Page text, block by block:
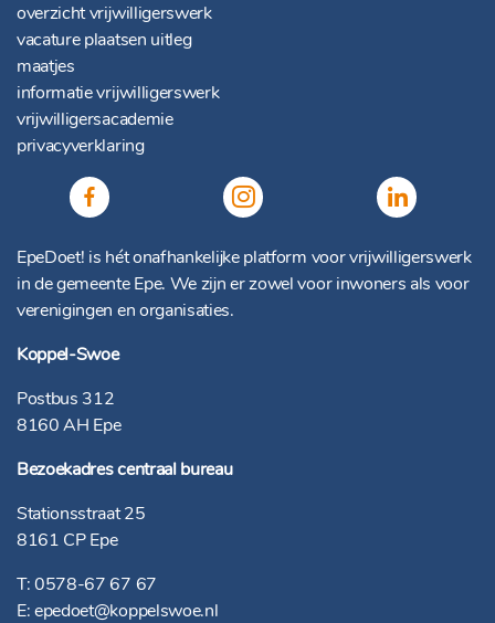
overzicht vrijwilligerswerk
vacature plaatsen uitleg
maatjes
informatie vrijwilligerswerk
vrijwilligersacademie
privacyverklaring
EpeDoet! is hét onafhankelijke platform voor vrijwilligerswerk
in de gemeente Epe. We zijn er zowel voor inwoners als voor
verenigingen en organisaties.
Koppel-Swoe
Postbus 312
8160 AH Epe
Bezoekadres centraal bureau
Stationsstraat 25
8161 CP Epe
T:0578-67 67 67
E:epedoet@koppelswoe.nl